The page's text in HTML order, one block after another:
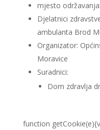
mjesto
Djelatnici
ambulanta Brod
Organizator:
Moravice
Suradnici:
Dom zdravlja
function